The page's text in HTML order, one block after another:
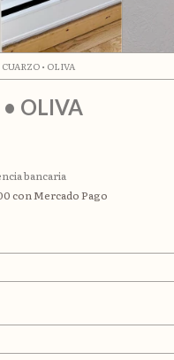
• OLIVA
OLIVA
bancaria